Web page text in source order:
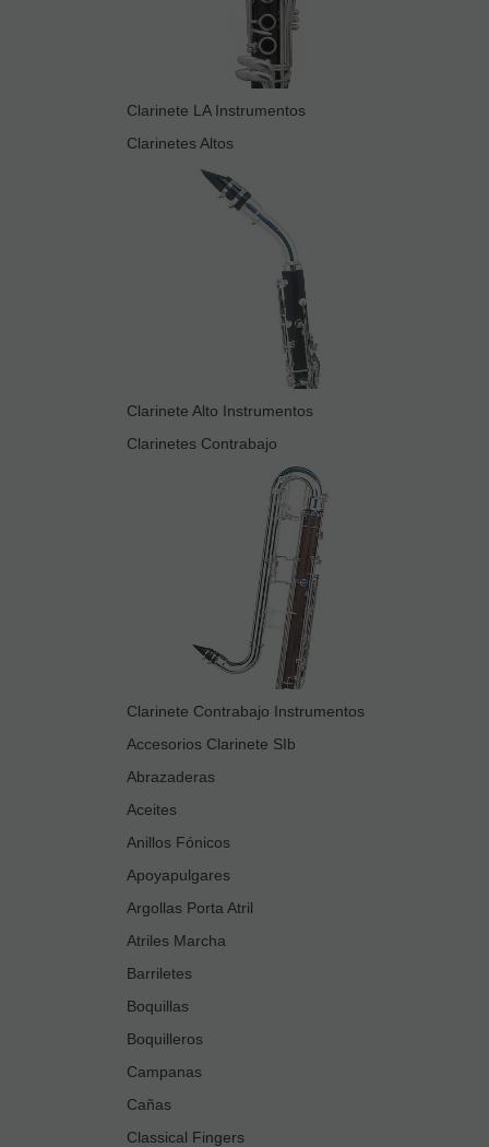
Clarinete LA Instrumentos
Clarinetes Altos
Clarinete Alto Instrumentos
Clarinetes Contrabajo
Clarinete Contrabajo Instrumentos
Accesorios Clarinete SIb
Abrazaderas
Aceites
Anillos Fónicos
Apoyapulgares
Argollas Porta Atril
Atriles Marcha
Barriletes
Boquillas
Boquilleros
Campanas
Cañas
Classical Fingers